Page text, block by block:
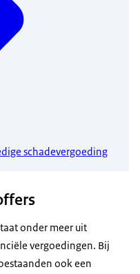
schadevergoeding
onder meer uit
vergoedingen. Bij
ook een